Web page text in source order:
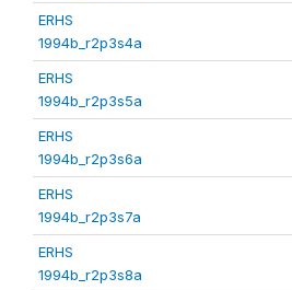
ERHS
1994b_r2p3s4a
ERHS
1994b_r2p3s5a
ERHS
1994b_r2p3s6a
ERHS
1994b_r2p3s7a
ERHS
1994b_r2p3s8a